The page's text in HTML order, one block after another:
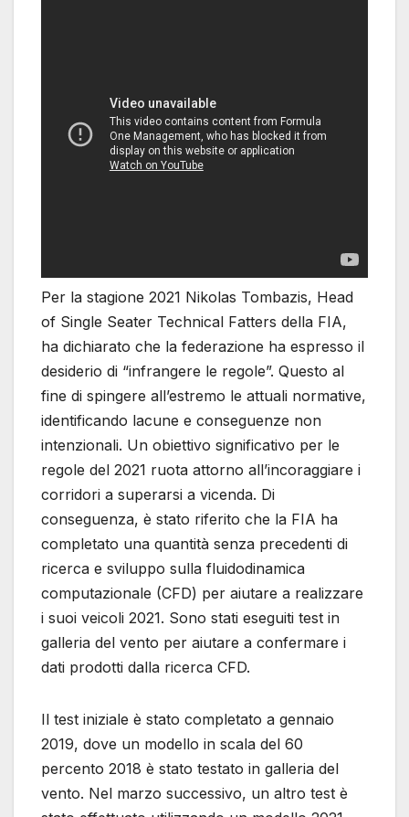
Per la stagione 2021 Nikolas Tombazis, Head
of Single Seater Technical Fatters della FIA,
ha dichiarato che la federazione ha espresso il
desiderio di “infrangere le regole”. Questo al
fine di spingere all’estremo le attuali normative,
identificando lacune e conseguenze non
intenzionali. Un obiettivo significativo per le
regole del 2021 ruota attorno all’incoraggiare i
corridori a superarsi a vicenda. Di
conseguenza, è stato riferito che la FIA ha
completato una quantità senza precedenti di
ricerca e sviluppo sulla fluidodinamica
computazionale (CFD) per aiutare a realizzare
i suoi veicoli 2021. Sono stati eseguiti test in
galleria del vento per aiutare a confermare i
dati prodotti dalla ricerca CFD.
Il test iniziale è stato completato a gennaio
2019, dove un modello in scala del 60
percento 2018 è stato testato in galleria del
vento. Nel marzo successivo, un altro test è